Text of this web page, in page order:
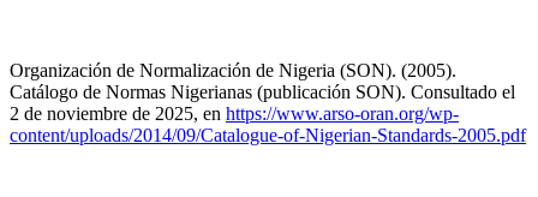
Organización de Normalización de Nigeria (SON). (2005).
Catálogo de Normas Nigerianas (publicación SON). Consultado el
2 de noviembre de 2025, en https://www.arso-oran.org/wp-
content/uploads/2014/09/Catalogue-of-Nigerian-Standards-2005.pdf